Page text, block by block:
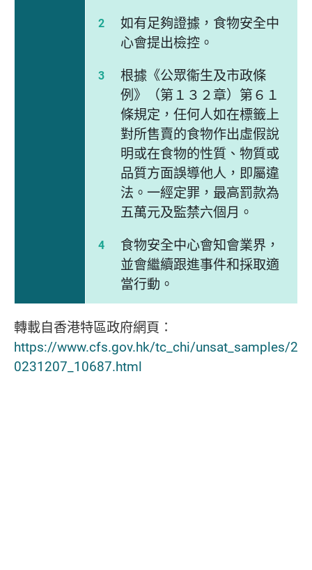
如有足夠證據，食物安全中
心會提出檢控。
根據《公眾衞生及市政條
例》（第１３２章）第６１
條規定，任何人如在標籤上
對所售賣的食物作出虛假說
明或在食物的性質、物質或
品質方面誤導他人，即屬違
法。一經定罪，最高罰款為
五萬元及監禁六個月。
食物安全中心會知會業界，
並會繼續跟進事件和採取適
當行動。
轉載自香港特區政府網頁∶
https://www.cfs.gov.hk/tc_chi/unsat_samples/2
0231207_10687.html